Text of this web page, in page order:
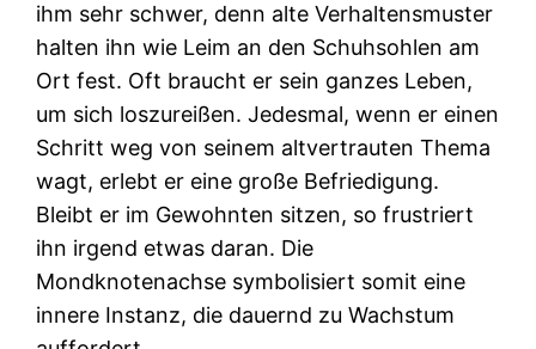
ihm sehr schwer, denn alte Verhaltensmuster
halten ihn wie Leim an den Schuhsohlen am
Ort fest. Oft braucht er sein ganzes Leben,
um sich loszureißen. Jedesmal, wenn er einen
Schritt weg von seinem altvertrauten Thema
wagt, erlebt er eine große Befriedigung.
Bleibt er im Gewohnten sitzen, so frustriert
ihn irgend etwas daran. Die
Mondknotenachse symbolisiert somit eine
innere Instanz, die dauernd zu Wachstum